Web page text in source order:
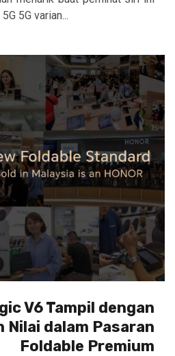
5G varian...
V6 Tampil dengan
Nilai dalam Pasaran
Foldable Premium